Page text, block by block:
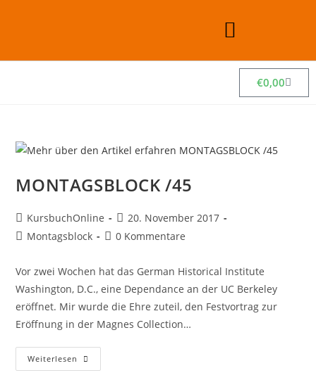
€0,00
MONTAGSBLOCK /45
KursbuchOnline
20. November 2017
Montagsblock
0 Kommentare
Vor zwei Wochen hat das German Historical Institute
Washington, D.C., eine Dependance an der UC Berkeley
eröffnet. Mir wurde die Ehre zuteil, den Festvortrag zur
Eröffnung in der Magnes Collection…
Weiterlesen